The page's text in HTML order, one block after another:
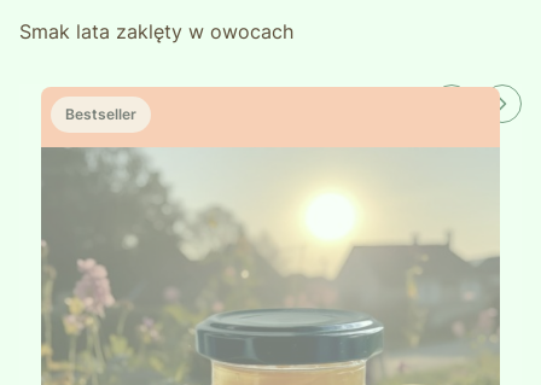
Smak lata zaklęty w owocach
Bestseller